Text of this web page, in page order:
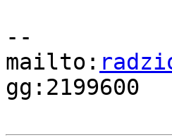
--
mailto:
gg:2199600